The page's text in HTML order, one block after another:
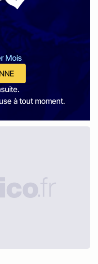
Mois
à tout moment.